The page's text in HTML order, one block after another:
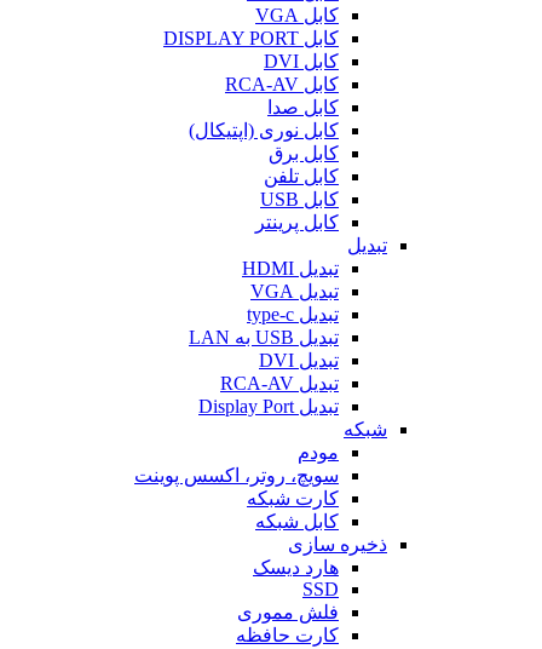
کابل VGA
کابل DISPLAY PORT
کابل DVI
کابل RCA-AV
کابل صدا
کابل نوری (اپتیکال)
کابل برق
کابل تلفن
کابل USB
کابل پرینتر
تبدیل
تبدیل HDMI
تبدیل VGA
تبدیل type-c
تبدیل USB به LAN
تبدیل DVI
تبدیل RCA-AV
تبدیل Display Port
شبکه
مودم
سویچ، روتر، اکسس پوینت
کارت شبکه
کابل شبکه
ذخیره سازی
هارد دیسک
SSD
فلش مموری
کارت حافظه